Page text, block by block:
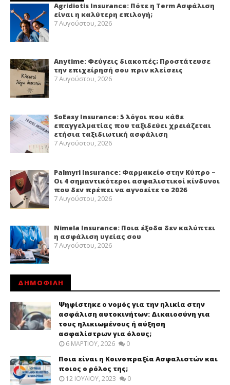
Agridiotis Insurance: Πότε η Term Ασφάλιση
είναι η καλύτερη επιλογή;
7 Αυγούστου, 2026
Anytime: Φεύγεις διακοπές; Προστάτευσε
την επιχείρησή σου πριν κλείσεις
7 Αυγούστου, 2026
SoEasy Insurance: 5 λόγοι που κάθε
επαγγελματίας που ταξιδεύει χρειάζεται
ετήσια ταξιδιωτική ασφάλιση
7 Αυγούστου, 2026
Palmyri Insurance: Φαρμακείο στην Κύπρο –
Οι 4 σημαντικότεροι ασφαλιστικοί κίνδυνοι
που δεν πρέπει να αγνοείτε το 2026
7 Αυγούστου, 2026
Nimela Insurance: Ποια έξοδα δεν καλύπτει
η ασφάλιση υγείας σου
7 Αυγούστου, 2026
ΔΗΜΟΦΙΛΗ
Ψηφίστηκε ο νομός για την ηλικία στην
ασφάλιση αυτοκινήτων: Δικαιοσύνη για
τους ηλικιωμένους ή αύξηση
ασφαλίστρων για όλους;
6 ΜΑΡΤΊΟΥ, 2026 0
Ποια είναι η Κοινοπραξία Ασφαλιστών και
ποιος ο ρόλος της;
12 ΙΟΥΛΊΟΥ, 2023 0